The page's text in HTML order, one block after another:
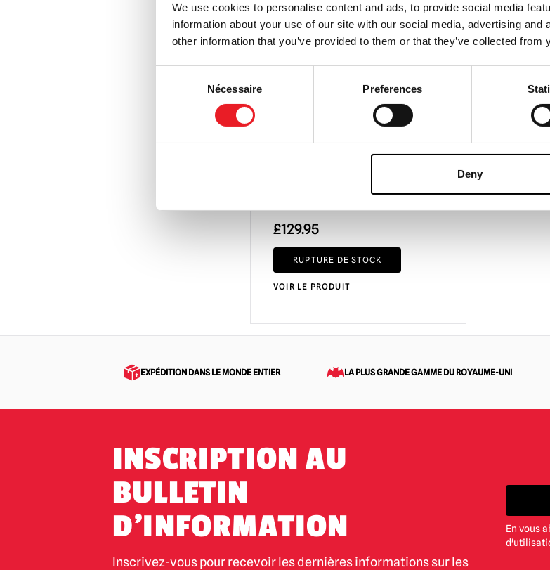
We use cookies to personalise content and ads, to provide social media
information about your use of our site with our social media, advertising
other information that you’ve provided to them or that they’ve collected
Nécessaire Preferences
Deny
£129.95
RUPTURE DE STOCK
VOIR LE PRODUIT
EXPÉDITION DANS LE MONDE ENTIER LA PLUS GRANDE GAMME DU ROYAUME-UNI
INSCRIPTION AU
BULLETIN
D'INFORMATION
Inscrivez-vous pour recevoir les dernières informations sur les
En vous